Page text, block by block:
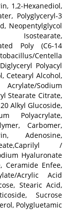
1,2-Hexanediol,
Polyglyceryl-3
Neopentylglycol
Poly (C6-14
Centella
Polyacyl
Cetearyl Alcohol,
Sodium
Stearate Citrate,
Alkyl Glucoside,
Polyacrylate,
Carbomer,
Adenosine,
/
Hyaluronate
Ceramide Enfee,
Acrylic Acid
Stearic Acid,
Sucrose
Polygluetamic